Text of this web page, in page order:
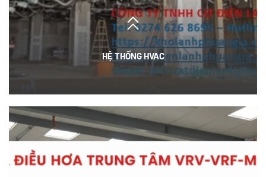
HỆ THỐNG HVAC